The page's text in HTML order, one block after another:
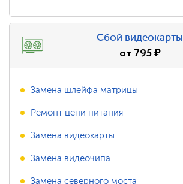
Сбой видеокарты
от 795₽
Замена шлейфа матрицы
Ремонт цепи питания
Замена видеокарты
Замена видеочипа
Замена северного моста